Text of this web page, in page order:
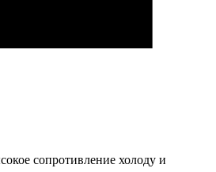
сопротивление холоду и